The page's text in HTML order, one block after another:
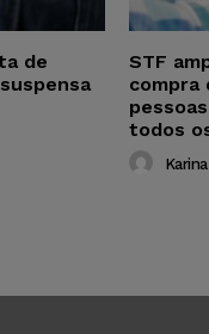
de
STF
compra
todos